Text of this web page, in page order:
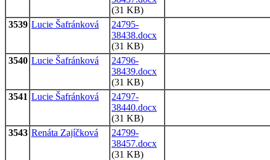
(31 KB)
3539 Lucie Šafránková
24795-
38438.docx
(31 KB)
3540 Lucie Šafránková
24796-
38439.docx
(31 KB)
3541 Lucie Šafránková
24797-
38440.docx
(31 KB)
3543 Renáta Zajíčková
24799-
38457.docx
(31 KB)